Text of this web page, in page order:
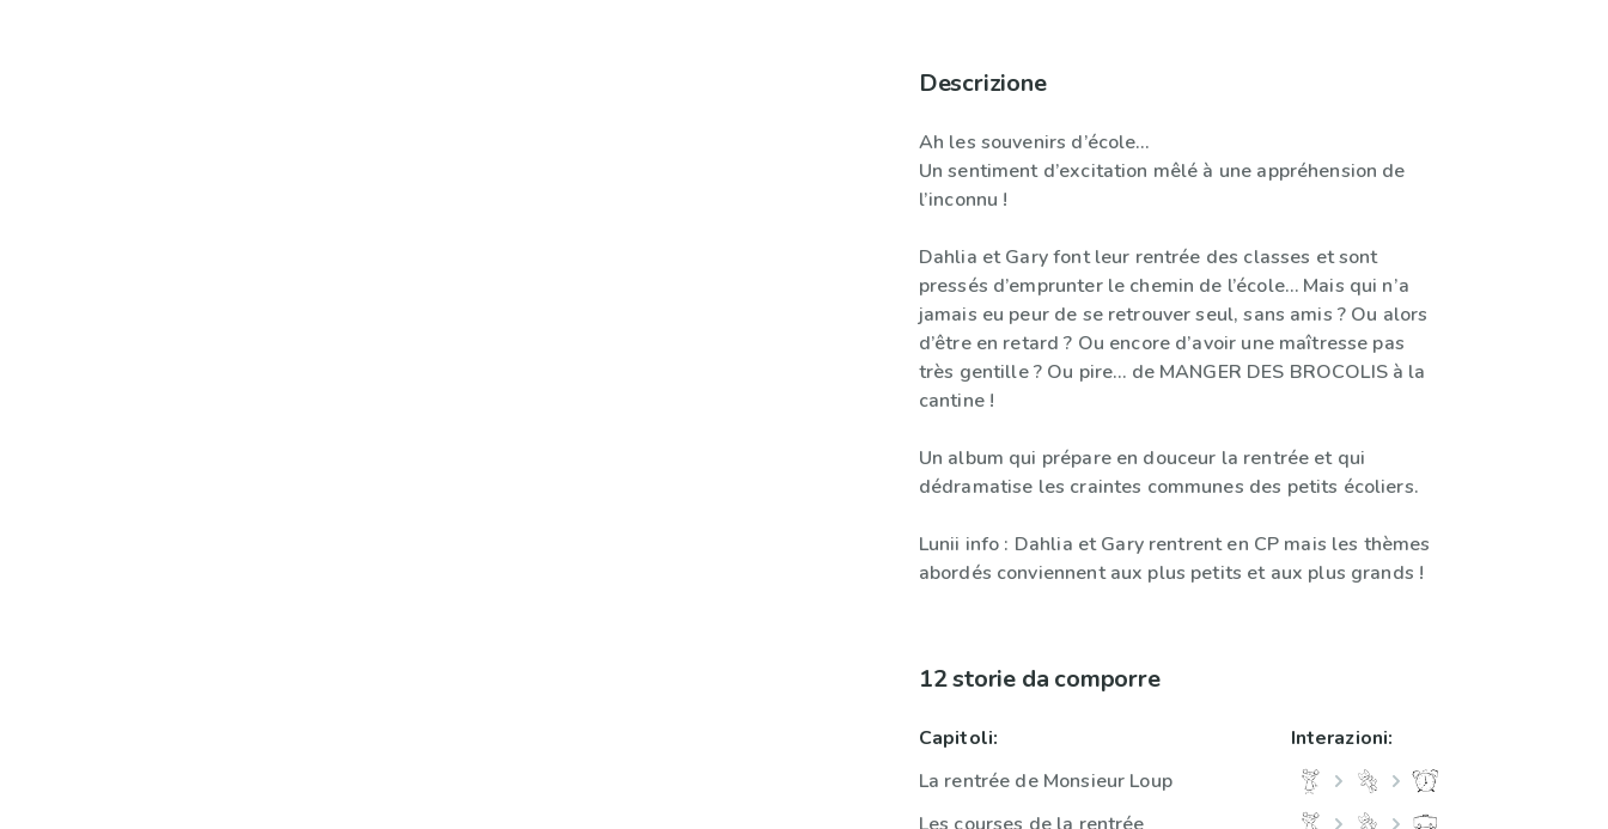
Descrizione
Ah les souvenirs d’école…
Un sentiment d’excitation mêlé à une appréhension de
l’inconnu !
Dahlia et Gary font leur rentrée des classes et sont
pressés d’emprunter le chemin de l’école… Mais qui n’a
jamais eu peur de se retrouver seul, sans amis ? Ou alors
d’être en retard ? Ou encore d’avoir une maîtresse pas
très gentille ? Ou pire… de MANGER DES BROCOLIS à la
cantine !
Un album qui prépare en douceur la rentrée et qui
dédramatise les craintes communes des petits écoliers.
Lunii info : Dahlia et Gary rentrent en CP mais les thèmes
abordés conviennent aux plus petits et aux plus grands !
12 storie da comporre
Capitoli:
La rentrée de Monsieur Loup
Interazioni: